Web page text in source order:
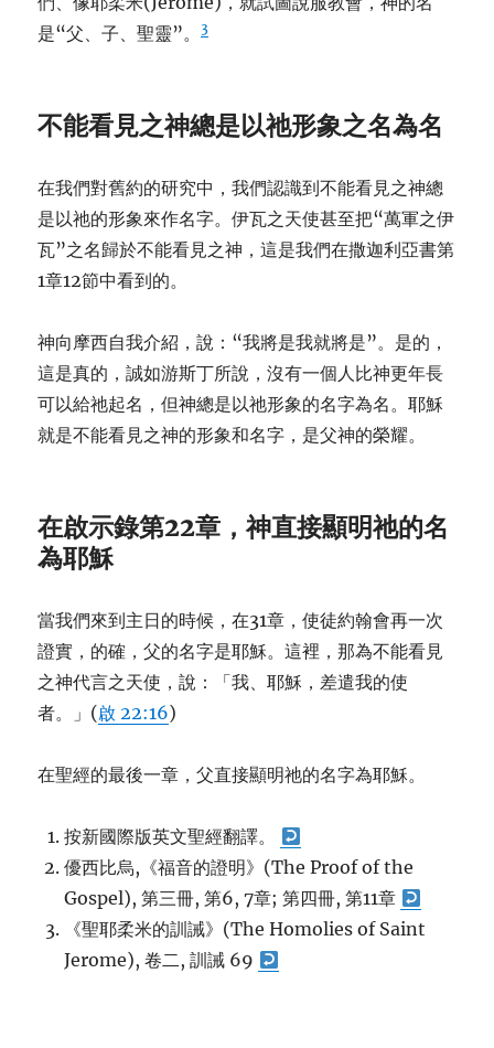
是“父、子、聖靈”。3
不能看見之神總是以祂形象之名為名
在我們對舊約的研究中，我們認識到不能看見之神總
是以祂的形象來作名字。伊瓦之天使甚至把“萬軍之伊
瓦”之名歸於不能看見之神，這是我們在撒迦利亞書第
1章12節中看到的。
神向摩西自我介紹，說：“我將是我就將是”。是的，
這是真的，誠如游斯丁所說，沒有一個人比神更年長
可以給祂起名，但神總是以祂形象的名字為名。耶穌
就是不能看見之神的形象和名字，是父神的榮耀。
在啟示錄第22章，神直接顯明祂的名
為耶穌
當我們來到主日的時候，在31章，使徒約翰會再一次
證實，的確，父的名字是耶穌。這裡，那為不能看見
之神代言之天使，說：「我、耶穌，差遣我的使
者。」(啟 22:16)
在聖經的最後一章，父直接顯明祂的名字為耶穌。
按新國際版英文聖經翻譯。
優西比烏,《福音的證明》(The Proof of the
Gospel), 第三冊, 第6, 7章; 第四冊, 第11章
《聖耶柔米的訓誡》(The Homolies of Saint
Jerome), 卷二, 訓誡 69